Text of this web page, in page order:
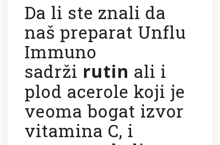
Da li ste znali da
naš preparat Unflu
Immuno
sadrži rutin ali i
plod acerole koji je
veoma bogat izvor
vitamina C, i